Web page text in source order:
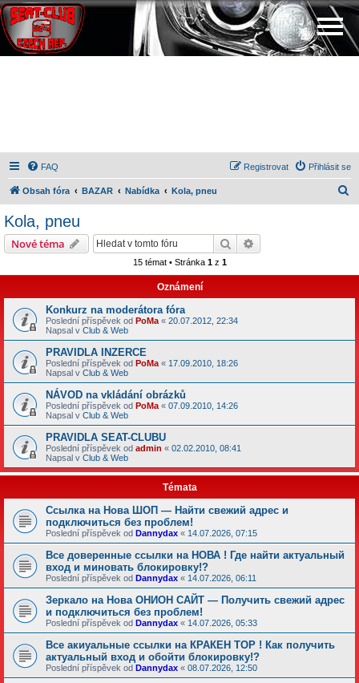
FAQ Přihlásit se
Registrovat
Obsah fóra BAZAR Nabídka Kola, pneu
Kola, pneu
Nové téma Hledat
15 témat • Stránka 1z 1
Oznámení
Konkurz na moderátora fóra
Poslední příspěvek od PoMa « 20.07.2012, 22:34
Napsal v Club & Web
PRAVIDLA INZERCE
Poslední příspěvek od PoMa « 17.09.2010, 18:26
Napsal v Club & Web
NÁVOD na vkládání obrázků
Poslední příspěvek od PoMa « 07.09.2010, 14:26
Napsal v Club & Web
PRAVIDLA SEAT-CLUBU
Poslední příspěvek od admin « 02.02.2010, 08:41
Napsal v Club & Web
Témata
Ссылка на Нова ШОП — Найти свежий адрес и
подключиться без проблем!
Poslední příspěvek od Dannydax « 14.07.2026, 07:15
Все доверенные ссылки на НОВА ! Где найти актуальный
вход и миновать блокировку!?
Poslední příspěvek od Dannydax « 14.07.2026, 06:11
Зеркало на Нова ОНИОН САЙТ — Получить свежий адрес
и подключиться без проблем!
Poslední příspěvek od Dannydax « 14.07.2026, 05:33
Все акиуальные ссылки на КРАКЕН ТОР ! Как получить
актуальный вход и обойти блокировку!?
Poslední příspěvek od Dannydax « 08.07.2026, 12:50